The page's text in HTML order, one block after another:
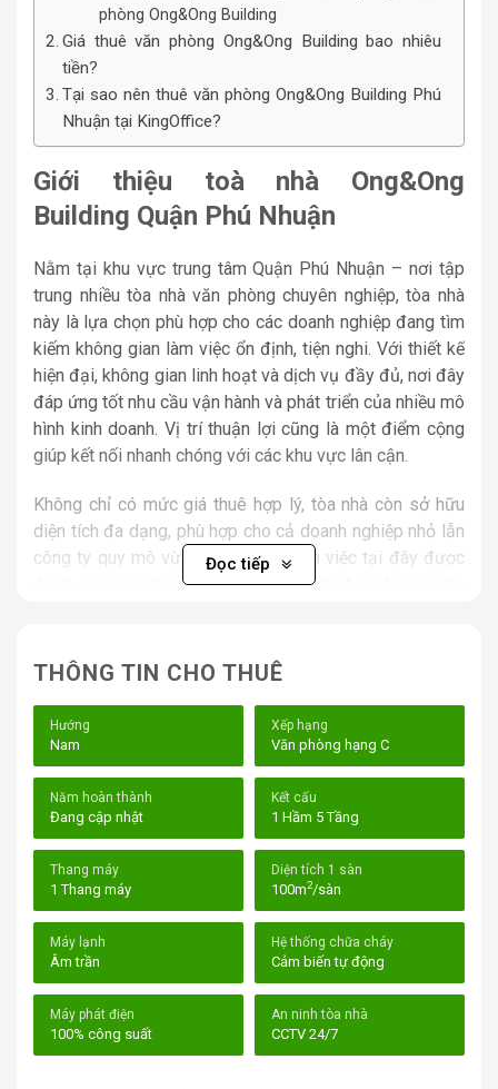
phòng Ong&Ong Building
Giá thuê văn phòng Ong&Ong Building bao nhiêu
tiền?
Tại sao nên thuê văn phòng Ong&Ong Building Phú
Nhuận tại KingOffice?
Giới thiệu toà nhà Ong&Ong
Building Quận Phú Nhuận
Nằm tại khu vực trung tâm Quận Phú Nhuận – nơi tập
trung nhiều tòa nhà văn phòng chuyên nghiệp, tòa nhà
này là lựa chọn phù hợp cho các doanh nghiệp đang tìm
kiếm không gian làm việc ổn định, tiện nghi. Với thiết kế
hiện đại, không gian linh hoạt và dịch vụ đầy đủ, nơi đây
đáp ứng tốt nhu cầu vận hành và phát triển của nhiều mô
hình kinh doanh. Vị trí thuận lợi cũng là một điểm cộng
giúp kết nối nhanh chóng với các khu vực lân cận.
Không chỉ có mức giá thuê hợp lý, tòa nhà còn sở hữu
diện tích đa dạng, phù hợp cho cả doanh nghiệp nhỏ lẫn
công ty quy mô vừa. Môi trường làm việc tại đây được
đánh giá cao nhờ sự yên tĩnh, an ninh đảm bảo và hạ
tốt nhất cho khách thuê.
Tòa Nhà Ong&Ong Building Phan Xích Long Phú Nhuận
Đọc tiếp
THÔNG TIN CHO THUÊ
Hướng
Nam
Xếp hạng
Văn phòng hạng C
Năm hoàn thành
Đang cập nhật
Kết cấu
1 Hầm 5 Tầng
Thang máy
1 Thang máy
Diện tích 1 sàn
100m2/sàn
Máy lạnh
Âm trần
Hệ thống chữa cháy
Cảm biến tự động
Máy phát điện
100% công suất
An ninh tòa nhà
CCTV 24/7